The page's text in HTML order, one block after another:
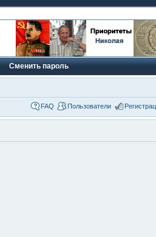
Сменить пароль
FAQ Пользователи